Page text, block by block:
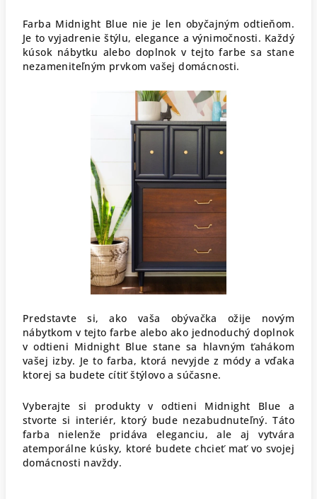
Farba Midnight Blue nie je len obyčajným odtieňom.
Je to vyjadrenie štýlu, elegance a výnimočnosti. Každý
kúsok nábytku alebo doplnok v tejto farbe sa stane
nezameniteľným prvkom vašej domácnosti.
Predstavte si, ako vaša obývačka ožije novým
nábytkom v tejto farbe alebo ako jednoduchý doplnok
v odtieni Midnight Blue stane sa hlavným ťahákom
vašej izby. Je to farba, ktorá nevyjde z módy a vďaka
ktorej sa budete cítiť štýlovo a súčasne.
Vyberajte si produkty v odtieni Midnight Blue a
stvorte si interiér, ktorý bude nezabudnuteľný. Táto
farba nielenže pridáva eleganciu, ale aj vytvára
atemporálne kúsky, ktoré budete chcieť mať vo svojej
domácnosti navždy.